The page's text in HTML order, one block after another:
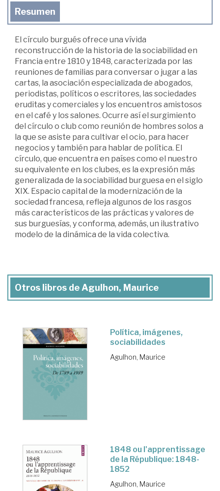
Resumen
El círculo burgués ofrece una vívida
reconstrucción de la historia de la sociabilidad en
Francia entre 1810 y 1848, caracterizada por las
reuniones de familias para conversar o jugar a las
cartas, la asociación especializada de abogados,
periodistas, políticos o escritores, las sociedades
eruditas y comerciales y los encuentros amistosos
en el café y los salones. Ocurre así el surgimiento
del círculo o club como reunión de hombres solos a
la que se asiste para cultivar el ocio, para hacer
negocios y también para hablar de política. El
círculo, que encuentra en países como el nuestro
su equivalente en los clubes, es la expresión más
generalizada de la sociabilidad burguesa en el siglo
XIX. Espacio capital de la modernización de la
sociedad francesa, refleja algunos de los rasgos
más característicos de las prácticas y valores de
sus burguesías, y conforma, además, un ilustrativo
modelo de la dinámica de la vida colectiva.
Otros libros de Agulhon, Maurice
Política, imágenes,
sociabilidades
Agulhon, Maurice
1848 ou l'apprentissage
de la République: 1848-
1852
Agulhon, Maurice